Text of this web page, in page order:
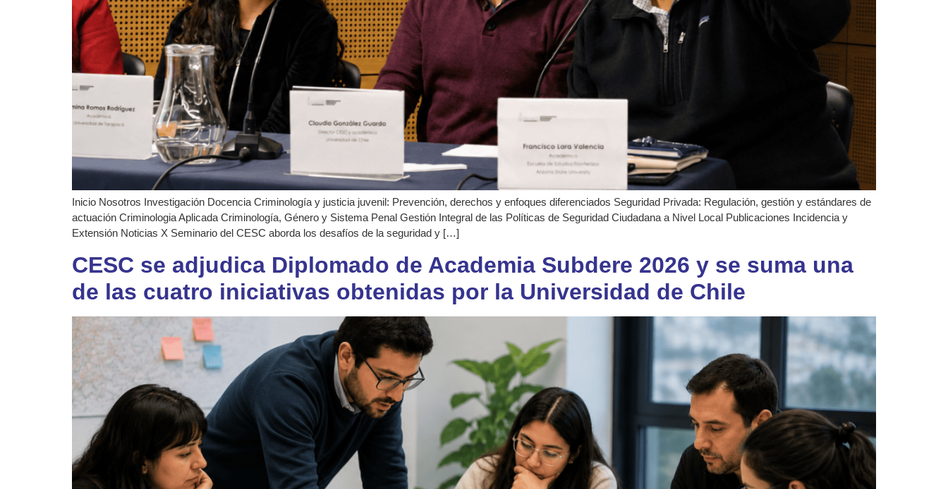
Inicio Nosotros Investigación Docencia Criminología y justicia juvenil: Prevención, derechos y enfoques diferenciados Seguridad Privada: Regulación, gestión y estándares de
actuación Criminologia Aplicada Criminología, Género y Sistema Penal Gestión Integral de las Políticas de Seguridad Ciudadana a Nivel Local Publicaciones Incidencia y
Extensión Noticias X Seminario del CESC aborda los desafíos de la seguridad y […]
CESC se adjudica Diplomado de Academia Subdere 2026 y se suma una
de las cuatro iniciativas obtenidas por la Universidad de Chile